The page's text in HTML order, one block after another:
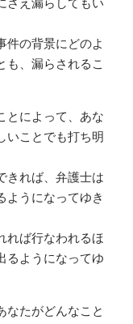
さえ漏らしてもい
件の背景にどのよ
も、漏らされるこ
とによって、あな
いことでも打ち明
きれば、弁護士は
ようになってゆき
れば行なわれるほ
るようになってゆ
なたがどんなこと